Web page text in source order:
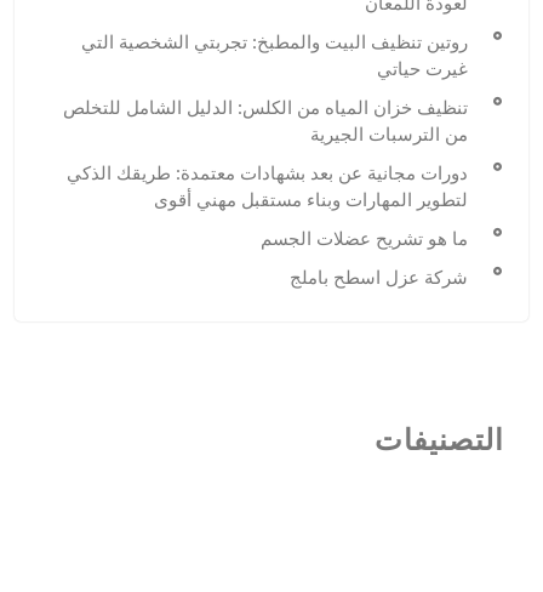
روتين تنظيف البيت والمطبخ: تجربتي الشخصية التي
غيرت حياتي
تنظيف خزان المياه من الكلس: الدليل الشامل للتخلص
من الترسبات الجيرية
دورات مجانية عن بعد بشهادات معتمدة: طريقك الذكي
لتطوير المهارات وبناء مستقبل مهني أقوى
ما هو تشريح عضلات الجسم
شركة عزل اسطح باملج
التصنيفات